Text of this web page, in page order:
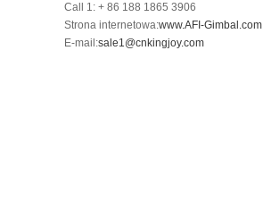
Call 1: + 86 188 1865 3906
Strona internetowa:www.AFI-Gimbal.com
E-mail:sale1@cnkingjoy.com